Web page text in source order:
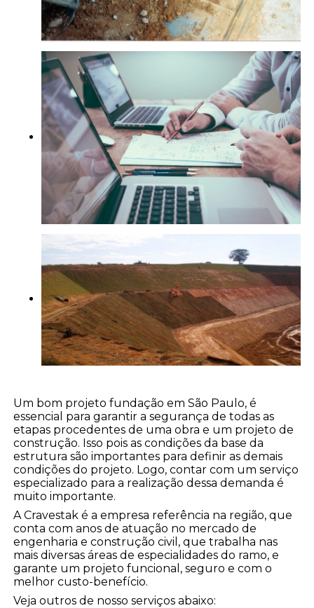
Um bom projeto fundação em São Paulo, é
essencial para garantir a segurança de todas as
etapas procedentes de uma obra e um projeto de
construção. Isso pois as condições da base da
estrutura são importantes para definir as demais
condições do projeto. Logo, contar com um serviço
especializado para a realização dessa demanda é
muito importante.
A Cravestak é a empresa referência na região, que
conta com anos de atuação no mercado de
engenharia e construção civil, que trabalha nas
mais diversas áreas de especialidades do ramo, e
garante um projeto funcional, seguro e com o
melhor custo-benefício.
Veja outros de nosso serviços abaixo: